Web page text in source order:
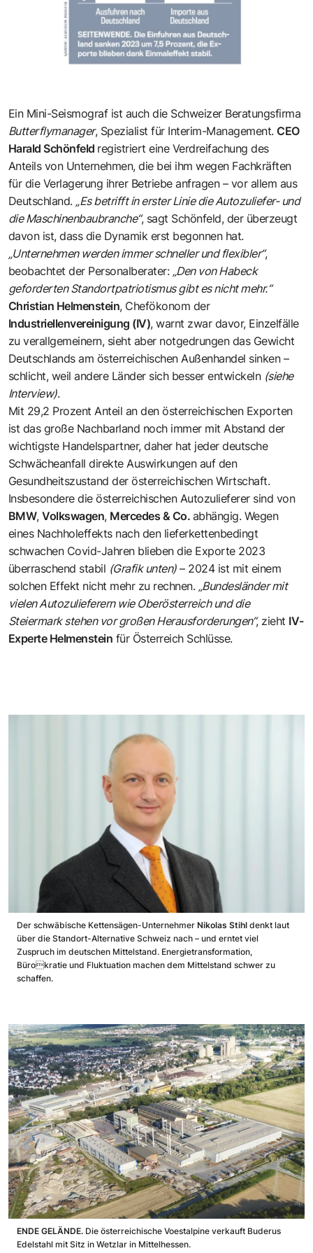
Ein Mini-Seismograf ist auch die Schweizer Beratungsfirma
Butterflymanager, Spezialist für Interim-Management.CEO
Harald Schönfeld registriert eine Verdreifachung des
Anteils von Unternehmen, die bei ihm wegen Fachkräften
für die Verlagerung ihrer Betriebe anfragen – vor allem aus
Deutschland. „Es betrifft in erster Linie die Autozuliefer- und
die Maschinenbaubranche“, sagt Schönfeld, der überzeugt
davon ist, dass die Dynamik erst begonnen hat.
„Unternehmen werden immer schneller und flexibler“,
beobachtet der Personalberater: „Den von Habeck
geforderten Standortpatriotismus gibt es nicht mehr.“
Christian Helmenstein, Chefökonom der
Industriellenvereinigung (IV), warnt zwar davor, Einzelfälle
zu verallgemeinern, sieht aber notgedrungen das Gewicht
Deutschlands am österreichischen Außenhandel sinken –
schlicht, weil andere Länder sich besser entwickeln (siehe
Interview).
Mit 29,2 Prozent Anteil an den österreichischen Exporten
ist das große Nachbarland noch immer mit Abstand der
wichtigste Handelspartner, daher hat jeder deutsche
Schwächeanfall direkte Auswirkungen auf den
Gesundheitszustand der österreichischen Wirtschaft.
Insbesondere die österreichischen Autozulieferer sind von
BMW,Volkswagen, Mercedes & Co. abhängig. Wegen
eines Nachholeffekts nach den lieferkettenbedingt
schwachen Covid-Jahren blieben die Exporte 2023
überraschend stabil (Grafik unten) – 2024 ist mit einem
solchen Effekt nicht mehr zu rechnen. „Bundesländer mit
vielen Autozulieferern wie Oberösterreich und die
Steiermark stehen vor großen Herausforderungen“, zieht IV-
Experte Helmenstein für Österreich Schlüsse.
Der schwäbische Kettensägen-Unternehmer Nikolas Stihl denkt laut
über die Standort-Alternative Schweiz nach – und erntet viel
Zuspruch im deutschen Mittelstand. Energietransformation,
Bürokratie und Fluktuation machen dem Mittelstand schwer zu
schaffen.
ENDE GELÄNDE. Die österreichische Voestalpine verkauft Buderus
Edelstahl mit Sitz in Wetzlar in Mittelhessen.